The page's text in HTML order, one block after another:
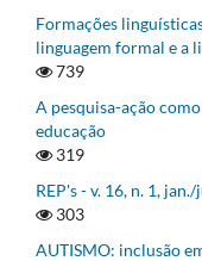
Formações
linguagem formal e a
739
A pesquisa-ação
educação
319
REP's - v. 16, n. 1,
303
AUTISMO: inclusão